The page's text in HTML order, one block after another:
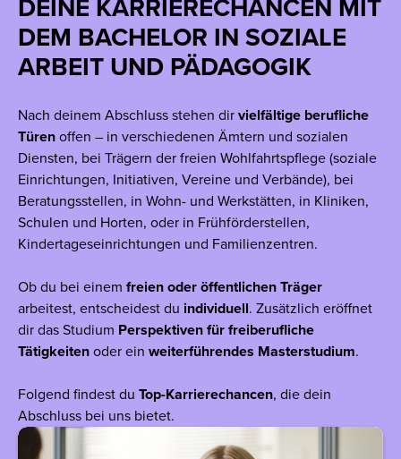
DEINE KARRIERECHANCEN MIT
DEM BACHELOR IN SOZIALE
ARBEIT UND PÄDAGOGIK
Nach deinem Abschluss stehen dir vielfältige berufliche
Türen offen – in verschiedenen Ämtern und sozialen
Diensten, bei Trägern der freien Wohlfahrtspflege (soziale
Einrichtungen, Initiativen, Vereine und Verbände), bei
Beratungsstellen, in Wohn- und Werkstätten, in Kliniken,
Schulen und Horten, oder in Frühförderstellen,
Kindertageseinrichtungen und Familienzentren.
Ob du bei einem freien oder öffentlichen Träger
arbeitest, entscheidest du individuell. Zusätzlich eröffnet
dir das Studium Perspektiven für freiberufliche
Tätigkeiten oder ein weiterführendes Masterstudium.
Folgend findest du Top-Karrierechancen, die dein
Abschluss bei uns bietet.